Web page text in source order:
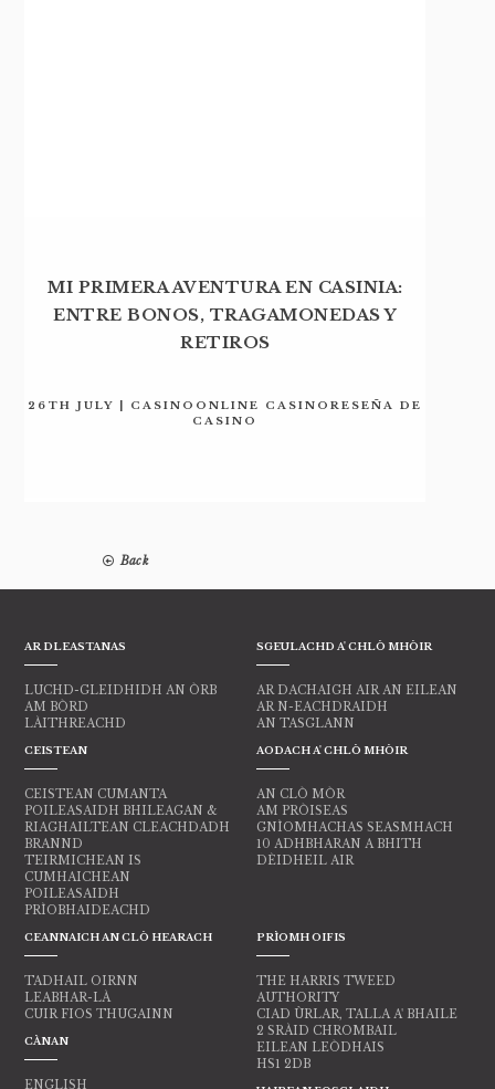
MI PRIMERA AVENTURA EN CASINIA:
ENTRE BONOS, TRAGAMONEDAS Y
RETIROS
26TH JULY | CASINOONLINE CASINORESEÑA DE
CASINO
Back
AR DLEASTANAS
LUCHD-GLEIDHIDH AN ÒRB
AM BÒRD
LÀITHREACHD
CEISTEAN
CEISTEAN CUMANTA
POILEASAIDH BHILEAGAN &
RIAGHAILTEAN CLEACHDADH
BRANND
TEIRMICHEAN IS
CUMHAICHEAN
POILEASAIDH
PRÌOBHAIDEACHD
SGEULACHD A' CHLÒ MHÒIR
AR DACHAIGH AIR AN EILEAN
AR N-EACHDRAIDH
AN TASGLANN
AODACH A' CHLÒ MHÒIR
AN CLÒ MÒR
AM PRÒISEAS
GNÌOMHACHAS SEASMHACH
10 ADHBHARAN A BHITH
DÈIDHEIL AIR
CEANNAICH AN CLÒ HEARACH
TADHAIL OIRNN
LEABHAR-LÀ
CUIR FIOS THUGAINN
CÀNAN
ENGLISH
PRÌOMH OIFIS
THE HARRIS TWEED
AUTHORITY
CIAD ÙRLAR, TALLA A' BHAILE
2 SRÀID CHROMBAIL
EILEAN LEÒDHAIS
HS1 2DB